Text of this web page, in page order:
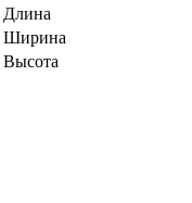
Длина
Ширина
Высота